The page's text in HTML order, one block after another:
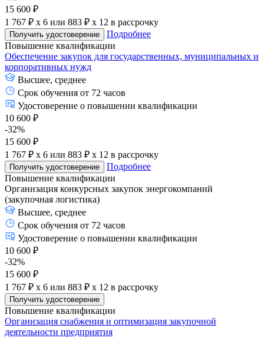
15 600 ₽
1 767 ₽ x 6 или 883 ₽ x 12 в рассрочку
Получить удостоверение
Подробнее
Повышение квалификации
Обеспечение закупок для государственных, муниципальных и
корпоративных нужд
Высшее, среднее
Срок обучения от 72 часов
Удостоверение о повышении квалификации
10 600 ₽
-32%
15 600 ₽
1 767 ₽ x 6 или 883 ₽ x 12 в рассрочку
Получить удостоверение
Подробнее
Повышение квалификации
Организация конкурсных закупок энергокомпаний
(закупочная логистика)
Высшее, среднее
Срок обучения от 72 часов
Удостоверение о повышении квалификации
10 600 ₽
-32%
15 600 ₽
1 767 ₽ x 6 или 883 ₽ x 12 в рассрочку
Получить удостоверение
Повышение квалификации
Организация снабжения и оптимизация закупочной
деятельности предприятия